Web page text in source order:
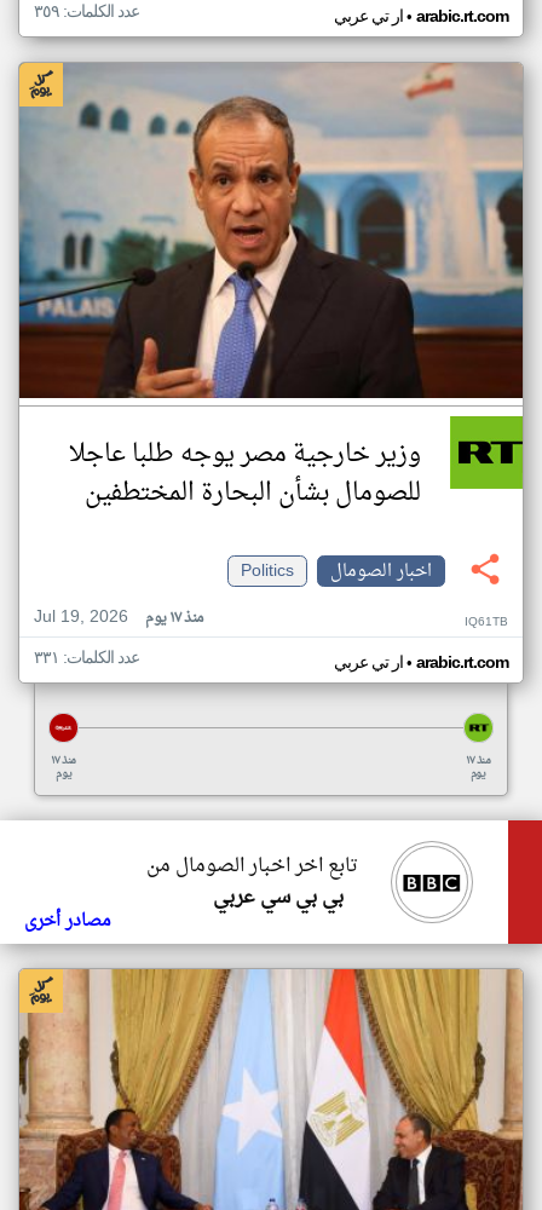
ار تي عربي• arabic.rt.com عدد الكلمات: ٣٥٩
وزير خارجية مصر يوجه طلبا عاجلا
للصومال بشأن البحارة المختطفين
اخبار الصومال
Politics
Jul 19, 2026
منذ ١٧ يوم IQ61TB
ار تي عربي• arabic.rt.com عدد الكلمات: ٣٣١
منذ ١٧
يوم
منذ ١٧
يوم
تابع اخر اخبار الصومال من
بي بي سي عربي
مصادر أخرى